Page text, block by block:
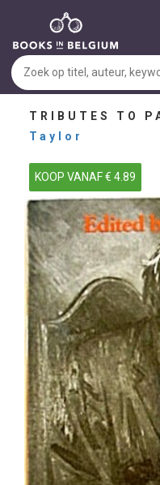
TRIBUTES TO
Taylor
KOOP VANAF € 4.89